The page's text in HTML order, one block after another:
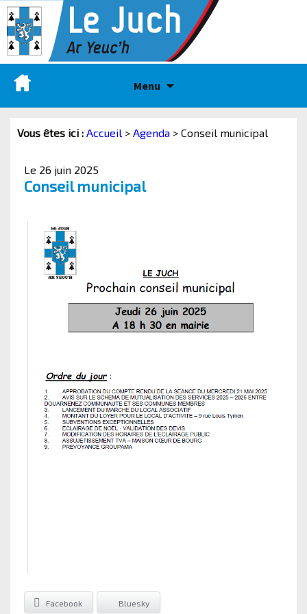
Menu
Vous êtes ici : Accueil > Agenda > Conseil municipal
Le 26 juin 2025
Conseil municipal
Facebook Bluesky